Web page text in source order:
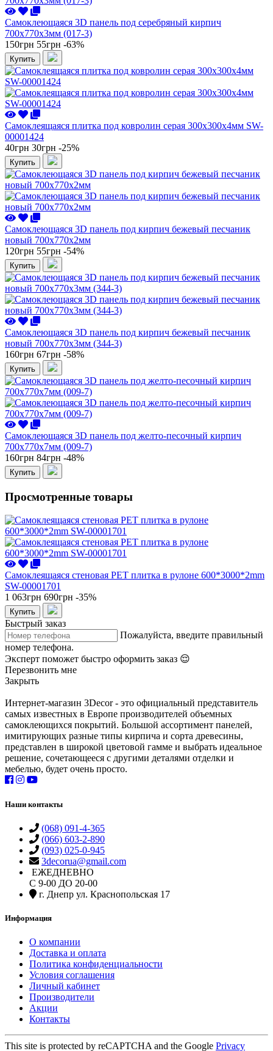
Самоклеющаяся 3D панель под серебряный кирпич
700x770x3мм (017-3)
150грн 55грн -63%
Купить
Самоклеящаяся плитка под ковролин серая 300х300х4мм SW-
00001424
40грн 30грн -25%
Купить
Самоклеющаяся 3D панель под кирпич бежевый песчаник
новый 700x770x2мм
120грн 55грн -54%
Купить
Самоклеющаяся 3D панель под кирпич бежевый песчаник
новый 700x770x3мм (344-3)
160грн 67грн -58%
Купить
Самоклеющаяся 3D панель под желто-песочный кирпич
700x770x7мм (009-7)
160грн 84грн -48%
Купить
Просмотренные товары
Самоклеящаяся стеновая PET плитка в рулоне 600*3000*2mm
SW-00001701
1 063грн 690грн -35%
Купить
Быстрый заказ
Пожалуйста, введите правильный
номер телефона.
Эксперт поможет быстро оформить заказ 😌
Перезвонить мне
Закрыть
Интернет-магазин 3Decor - это официальный представитель
самых известных в Европе производителей объемных
самоклеющихся покрытий. Большой ассортимент панелей,
имитирующих разные типы кирпича и сорта древесины,
представлен в широкой цветовой гамме и выбрать идеальное
решение, сочетающееся с другими деталями отделки и
мебелью, будет очень просто.
Наши контакты
(068) 091-4-365
(066) 603-2-890
(093) 025-0-945
3decorua@gmail.com
ЕЖЕДНЕВНО
С 9-00 ДО 20-00
г. Днепр ул. Краснопольская 17
Информация
О компании
Доставка и оплата
Политика конфиденциальности
Условия соглашения
Личный кабинет
Производители
Акции
Контакты
This site is protected by reCAPTCHA and the Google Privacy